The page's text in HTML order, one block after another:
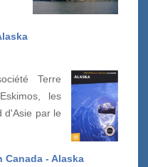
Terre
les
d'Asie par le
Canada - Alaska